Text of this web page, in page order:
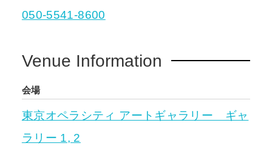
050-5541-8600
Venue Information
会場
東京オペラシティ アートギャラリー ギャ
ラリー 1, 2